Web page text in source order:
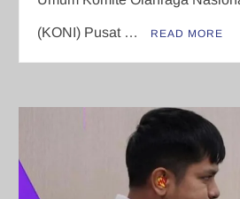
(KONI) Pusat … READ MORE